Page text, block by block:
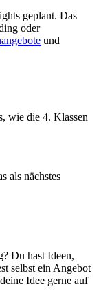
geplant. Das
oder
und
wie die 4. Klassen
als nächstes
Du hast Ideen,
selbst ein Angebot
Idee gerne auf